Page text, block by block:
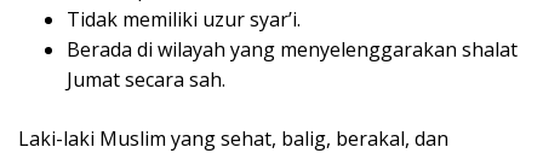
Tidak memiliki uzur syar’i.
Berada di wilayah yang menyelenggarakan shalat
Jumat secara sah.
Laki-laki Muslim yang sehat, balig, berakal, dan